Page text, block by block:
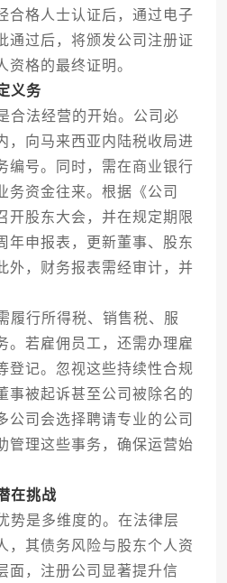
合格人士认证后，通过电子
通过后，将颁发公司注册证
资格的最终证明。
义务
法经营的开始。公司必
，向马来西亚内陆税收局进
编号。同时，需在商业银行
务资金往来。根据《公司
开股东大会，并在规定期限
年申报表，更新董事、股东
外，财务报表需经审计，并
行所得税、销售税、服
。若雇佣员工，还需办理雇
登记。忽视这些持续性合规
事被起诉甚至公司被除名的
公司会选择聘请专业的公司
管理这些事务，确保运营始
在挑战
是多维度的。在法律层
，其债务风险与股东个人资
面，注册公司显著提升信